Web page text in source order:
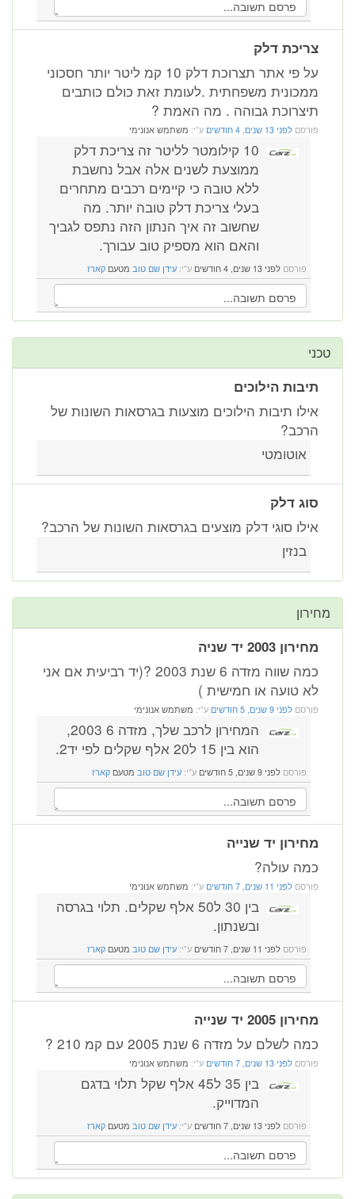
צריכת דלק
על פי אתר תצרוכת דלק 10 קמ ליטר יותר חסכוני
ממכונית משפחתית .לעומת זאת כולם כותבים
תיצרוכת גבוהה . מה האמת ?
פורסם לפני 13 שנים, 4 חודשים ע"י: משתמש אנונימי
10 קילומטר לליטר זה צריכת דלק
ממוצעת לשנים אלה אבל נחשבת
ללא טובה כי קיימים רכבים מתחרים
בעלי צריכת דלק טובה יותר. מה
שחשוב זה איך הנתון הזה נתפס לגביך
והאם הוא מספיק טוב עבורך.
פורסם לפני 13 שנים, 4 חודשים ע"י: עידן שם טוב מטעם קארז
טכני
תיבות הילוכים
אילו תיבות הילוכים מוצעות בגרסאות השונות של
הרכב?
אוטומטי
סוג דלק
אילו סוגי דלק מוצעים בגרסאות השונות של הרכב?
בנזין
מחירון
מחירון 2003 יד שניה
כמה שווה מזדה 6 שנת 2003 ?(יד רביעית אם אני
לא טועה או חמישית )
פורסם לפני 9 שנים, 5 חודשים ע"י: משתמש אנונימי
המחירון לרכב שלך, מזדה 6 2003,
הוא בין 15 ל20 אלף שקלים לפי יד2.
פורסם לפני 9 שנים, 5 חודשים ע"י: עידן שם טוב מטעם קארז
מחירון יד שנייה
כמה עולה?
פורסם לפני 11 שנים, 7 חודשים ע"י: משתמש אנונימי
בין 30 ל50 אלף שקלים. תלוי בגרסה
ובשנתון.
פורסם לפני 11 שנים, 7 חודשים ע"י: עידן שם טוב מטעם קארז
מחירון 2005 יד שנייה
כמה לשלם על מזדה 6 שנת 2005 עם קמ 210 ?
פורסם לפני 13 שנים, 7 חודשים ע"י: משתמש אנונימי
בין 35 ל45 אלף שקל תלוי בדגם
המדוייק.
פורסם לפני 13 שנים, 7 חודשים ע"י: עידן שם טוב מטעם קארז